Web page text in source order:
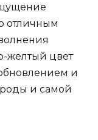
отличным
желтый цвет
и
и самой